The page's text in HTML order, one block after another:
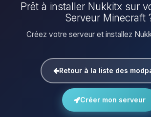
Prêt à installer Nukkitx sur
Serveur Minecraft
Créez votre serveur et installez
Retour à la liste des
Créer mon serveur